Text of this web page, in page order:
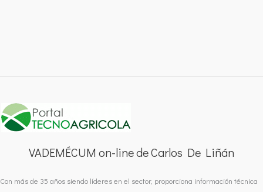
VADEMÉCUM on-line de Carlos De Liñán
Con más de 35 años siendo líderes en el sector, proporciona información técnica